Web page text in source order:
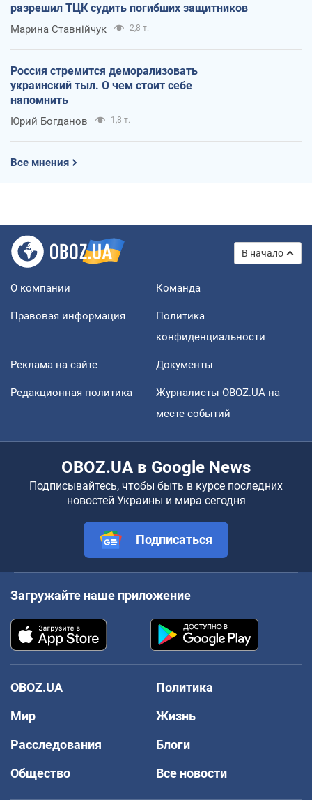
разрешил ТЦК судить погибших защитников
Марина Ставнійчук 2,8 т.
Россия стремится деморализовать
украинский тыл. О чем стоит себе
напомнить
Юрий Богданов 1,8 т.
Все мнения
В начало
О компании Команда
Правовая информация
Политика
конфиденциальности
Реклама на сайте Документы
Редакционная политика
Журналисты OBOZ.UA на
месте событий
OBOZ.UA в Google News
Подписывайтесь, чтобы быть в курсе последних
новостей Украины и мира сегодня
Подписаться
Загружайте наше приложение
OBOZ.UA
Политика
Мир
Жизнь
Расследования
Блоги
Общество
Все новости